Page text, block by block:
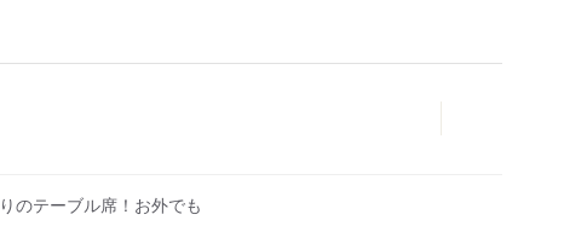
のテーブル席！お外でも